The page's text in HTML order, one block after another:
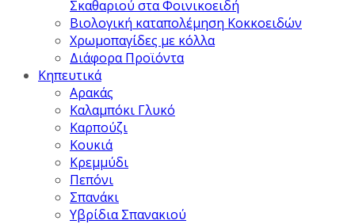
Σκαθαριού στα Φοινικοειδή
Βιολογική καταπολέμηση Κοκκοειδών
Χρωμοπαγίδες με κόλλα
Διάφορα Προϊόντα
Κηπευτικά
Αρακάς
Καλαμπόκι Γλυκό
Καρπούζι
Κουκιά
Κρεμμύδι
Πεπόνι
Σπανάκι
Υβρίδια Σπανακιού